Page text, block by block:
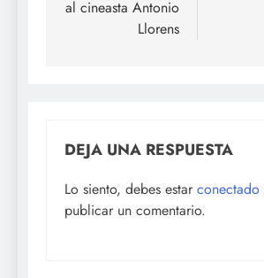
al cineasta Antonio
Llorens
DEJA UNA RESPUESTA
Lo siento, debes estar conectado
publicar un comentario.